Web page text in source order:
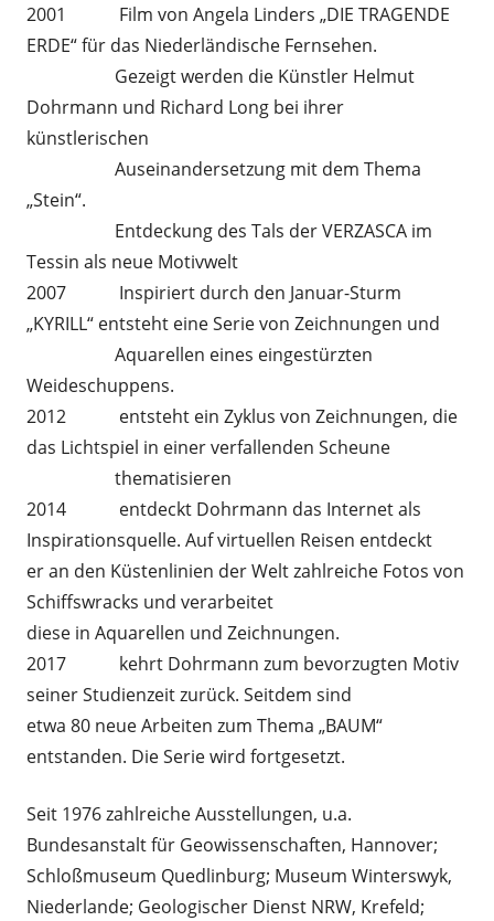
2001 Film von Angela Linders „DIE TRAGENDE
ERDE“ für das Niederländische Fernsehen.
Gezeigt werden die Künstler Helmut
Dohrmann und Richard Long bei ihrer
künstlerischen
Auseinandersetzung mit dem Thema
„Stein“.
Entdeckung des Tals der VERZASCA im
Tessin als neue Motivwelt
2007 Inspiriert durch den Januar-Sturm
„KYRILL“ entsteht eine Serie von Zeichnungen und
Aquarellen eines eingestürzten
Weideschuppens.
2012 entsteht ein Zyklus von Zeichnungen, die
das Lichtspiel in einer verfallenden Scheune
thematisieren
2014 entdeckt Dohrmann das Internet als
Inspirationsquelle. Auf virtuellen Reisen entdeckt
er an den Küstenlinien der Welt zahlreiche Fotos von
Schiffswracks und verarbeitet
diese in Aquarellen und Zeichnungen.
2017 kehrt Dohrmann zum bevorzugten Motiv
seiner Studienzeit zurück. Seitdem sind
etwa 80 neue Arbeiten zum Thema „BAUM“
entstanden. Die Serie wird fortgesetzt.
Seit 1976 zahlreiche Ausstellungen, u.a.
Bundesanstalt für Geowissenschaften, Hannover;
Schloßmuseum Quedlinburg; Museum Winterswyk,
Niederlande; Geologischer Dienst NRW, Krefeld;